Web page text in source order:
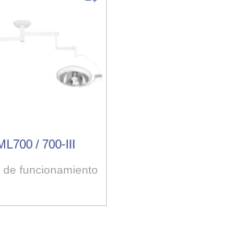
/ 700-III
de funcionamiento